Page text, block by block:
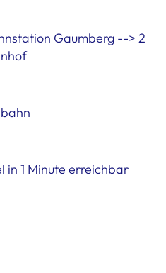
Gaumberg --> 2
in 1 Minute erreichbar